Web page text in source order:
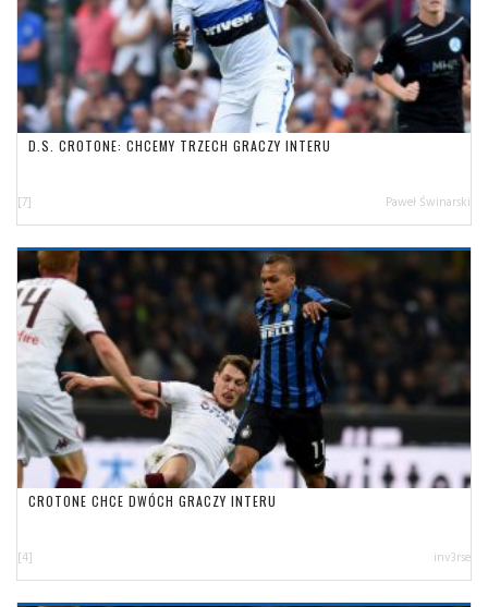
D.S. CROTONE: CHCEMY TRZECH GRACZY INTERU
[7] Paweł Świnarski
CROTONE CHCE DWÓCH GRACZY INTERU
[4] inv3rse